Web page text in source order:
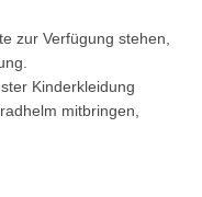
zur Verfügung stehen,
Kinderkleidung
mitbringen,